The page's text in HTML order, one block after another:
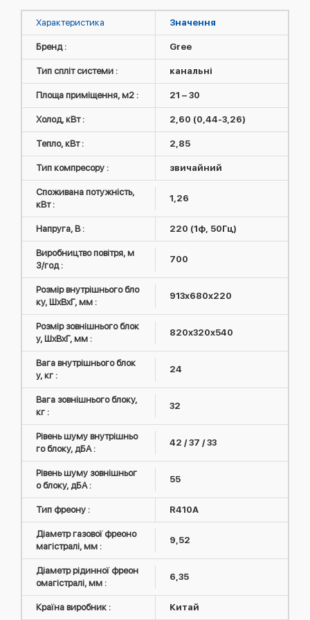
Характеристика Значення
Бренд : Gree
Тип спліт системи : канальні
Площа приміщення, м2 : 21 – 30
Холод, кВт : 2,60 (0,44-3,26)
Тепло, кВт : 2,85
Тип компресору : звичайний
Споживана потужність,
кВт :
1,26
Напруга, В : 220 (1ф, 50Гц)
Виробництво повітря, м
3/год :
700
Розмір внутрішнього бло
ку, ШxВxГ, мм :
913x680x220
Розмір зовнішнього блок
у, ШxВxГ, мм :
820х320х540
Вага внутрішнього блок
у, кг :
24
Вага зовнішнього блоку,
кг :
32
Рівень шуму внутрішньо
го блоку, дБА :
42 / 37 / 33
Рівень шуму зовнішньог
о блоку, дБА :
55
Тип фреону : R410А
Діаметр газової фреоно
магістралі, мм :
9,52
Діаметр рідинної фреон
омагістралі, мм :
6,35
Країна виробник : Китай